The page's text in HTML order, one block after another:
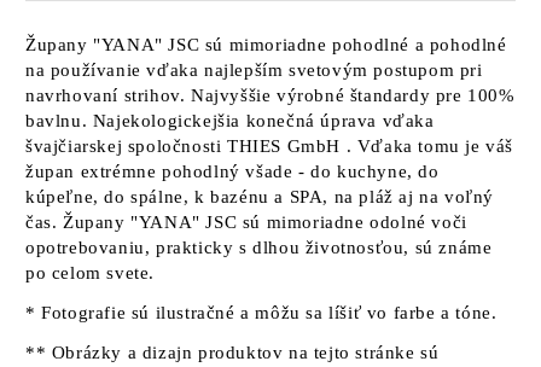
Župany "YANA" JSC sú mimoriadne pohodlné a pohodlné
na používanie vďaka najlepším svetovým postupom pri
navrhovaní strihov. Najvyššie výrobné štandardy pre 100%
bavlnu. Najekologickejšia konečná úprava vďaka
švajčiarskej spoločnostiTHIES GmbH . Vďaka tomu je váš
župan extrémne pohodlný všade - do kuchyne, do
kúpeľne, do spálne, k bazénu a SPA, na pláž aj na voľný
čas. Župany "YANA" JSC sú mimoriadne odolné voči
opotrebovaniu, prakticky s dlhou životnosťou, sú známe
po celom svete.
* Fotografie sú ilustračné a môžu sa líšiť vo farbe a tóne.
** Obrázky a dizajn produktov na tejto stránke sú